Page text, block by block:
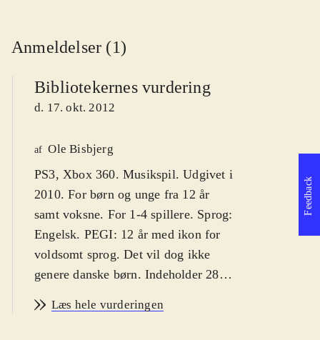
Anmeldelser (1)
Bibliotekernes vurdering
d. 17. okt. 2012
af Ole Bisbjerg
PS3, Xbox 360. Musikspil. Udgivet i
2010. For børn og unge fra 12 år
samt voksne. For 1-4 spillere. Sprog:
Engelsk. PEGI: 12 år med ikon for
voldsomt sprog. Det vil dog ikke
genere danske børn. Indeholder 28
download af yderligere sange
Læs hele vurderingen
Feedback